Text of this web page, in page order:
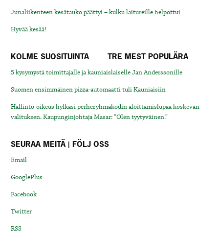
Junaliikenteen kesätauko päättyi – kulku laitureille helpottui
Hyvää kesää!
KOLME SUOSITUINTA TRE MEST POPULÄRA
5 kysymystä toimittajalle ja kauniaislaiselle Jan Anderssonille
Suomen ensimmäinen pizza-automaatti tuli Kauniaisiin
Hallinto-oikeus hylkäsi perheryhmäkodin aloittamislupaa koskevan
valituksen. Kaupunginjohtaja Masar: “Olen tyytyväinen.”
SEURAA MEITÄ | FÖLJ OSS
Email
GooglePlus
Facebook
Twitter
RSS